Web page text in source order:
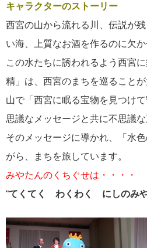
キャラクターのストーリー
西宮の山から流れる川、伝説が
い海、上質なお酒を作るのに欠か
この水たちに誘われるよう西宮
精」は、西宮のまちを巡ること
山で「西宮に眠る宝物を見つけ
思議なメッセージと共に不思議
そのメッセージに導かれ、「水
がら、まちを旅しています。
みやたんのくちぐせは・・・・
“てくてく わくわく にしのみ